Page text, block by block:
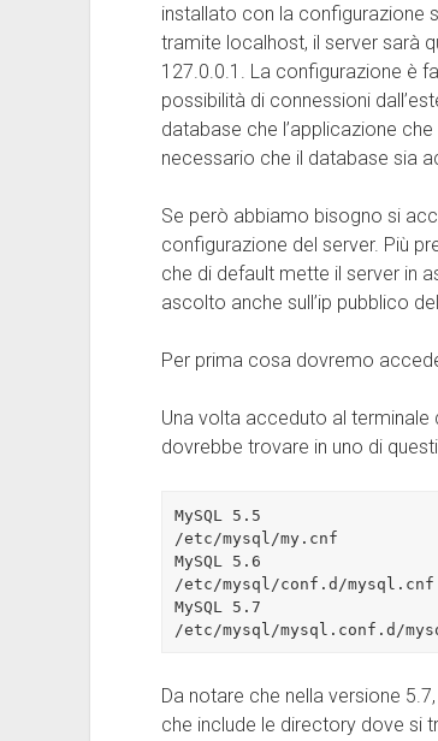
installato con la configurazione
tramite localhost, il server sarà
127.0.0.1. La configurazione è
possibilità di connessioni
database che l’applicazione
necessario che il database sia
Se però abbiamo bisogno si
configurazione del server. Più
che di default mette il server in
ascolto anche sull’ip pubblico
Per prima cosa dovremo
Una volta acceduto al
dovrebbe trovare in uno di
MySQL 5.5
/etc/mysql/my.cnf
MySQL 5.6
/etc/mysql/conf.d/mysql.cnf
MySQL 5.7
/etc/mysql/mysql.conf.d/
Da notare che nella versione
che include le directory dove si